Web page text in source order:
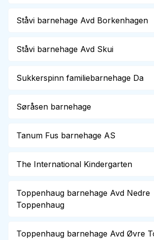
Ståvi barnehage Avd Borkenhagen
Ståvi barnehage Avd Skui
Sukkerspinn familiebarnehage Da
Søråsen barnehage
Tanum Fus barnehage AS
The International Kindergarten
Toppenhaug barnehage Avd Nedre
Toppenhaug
Toppenhaug barnehage Avd Øvre